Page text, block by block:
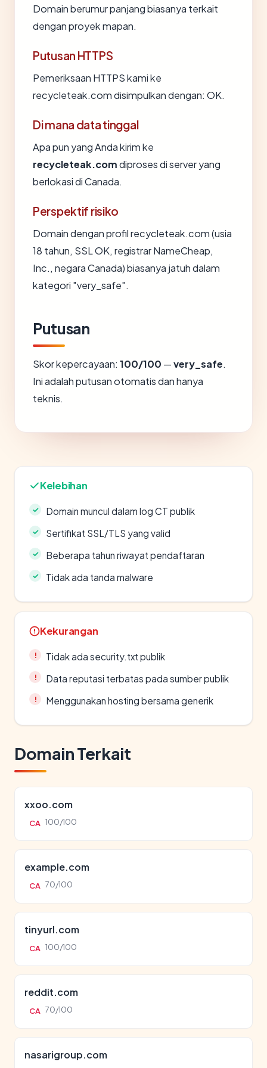
Domain berumur panjang biasanya terkait
dengan proyek mapan.
Putusan HTTPS
Pemeriksaan HTTPS kami ke
recycleteak.com disimpulkan dengan: OK.
Di mana data tinggal
Apa pun yang Anda kirim ke
recycleteak.comdiproses di server yang
berlokasi di Canada.
Perspektif risiko
Domain dengan profil recycleteak.com (usia
18 tahun, SSL OK, registrar NameCheap,
Inc., negara Canada) biasanya jatuh dalam
kategori "very_safe".
Putusan
Skor kepercayaan: 100/100 —very_safe.
Ini adalah putusan otomatis dan hanya
teknis.
Kelebihan
Domain muncul dalam log CT publik
Sertifikat SSL/TLS yang valid
Beberapa tahun riwayat pendaftaran
Tidak ada tanda malware
Kekurangan
Tidak ada security.txt publik
Data reputasi terbatas pada sumber publik
Menggunakan hosting bersama generik
Domain Terkait
xxoo.com
CA 100/100
example.com
CA 70/100
tinyurl.com
CA 100/100
reddit.com
CA 70/100
nasarigroup.com